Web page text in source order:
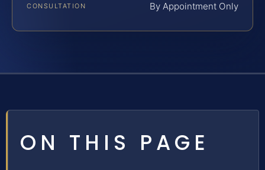
CONSULTATION By Appointment Only
ON THIS PAGE